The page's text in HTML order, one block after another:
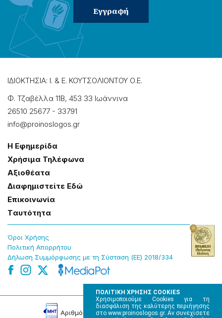
ΠΟΛΙΤΙΚΗ ΧΡΗΣΗΣ COOKIES
Χρησιμοποιούμε Cookies για τη
διασφάλιση της καλύτερης περιήγησης
στο www.proinoslogos.gr. Αν συνεχίσετε
ΙΔΙΟΚΤΗΣΙΑ: Ι. & Ε. ΚΟΥΤΣΟΛΙΟΝΤΟΥ Ο.Ε.
Φ. Τζαβέλλα 11Β, 453 33 Ιωάννɩνα
26510 25677 - 33791
info@proinoslogos.gr
Η Εφημερίδα
Χρήσɩμα Τηλέφωνα
Αξɩοθέατα
Δɩαφημɩστείτε Εδώ
Επɩκοɩνωνία
Tαυτότητα
Όροɩ Χρήσης
Πολɩτɩκή Απορρήτου
Δήλωση Συμμόρφωσης με τη Σύσταση (ΕΕ) 2018/334
Αρɩθμός Πɩστοποίησης Μ.Η.Τ. 220242